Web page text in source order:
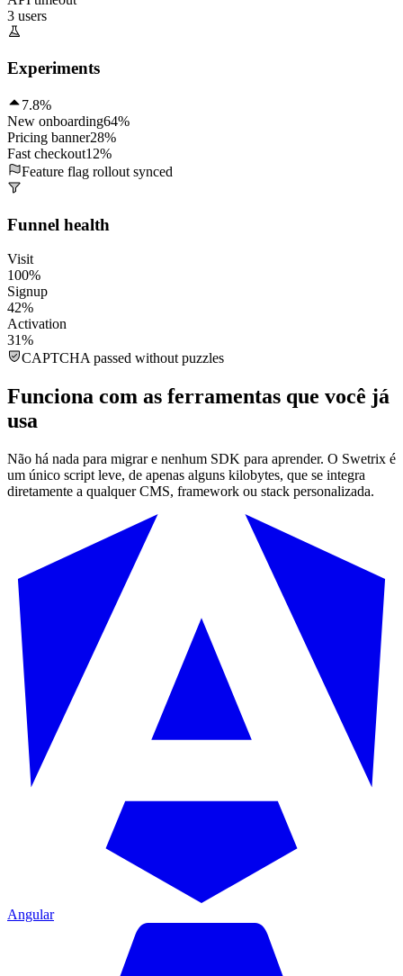
3 users
Experiments
7.8%
New onboarding64%
Pricing banner28%
Fast checkout12%
Feature flag rollout synced
Funnel health
Visit
100%
Signup
42%
Activation
31%
CAPTCHA passed without puzzles
Funciona com as ferramentas que você já
usa
Não há nada para migrar e nenhum SDK para aprender. O Swetrix é
um único script leve, de apenas alguns kilobytes, que se integra
diretamente a qualquer CMS, framework ou stack personalizada.
Angular